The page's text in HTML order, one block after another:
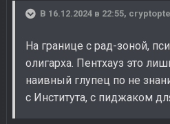
В 16.12.2024 в 22:55,
На границе с рад-зоной,
олигарха. Пентхауз это
наивный глупец по не
с Института, с пиджаком